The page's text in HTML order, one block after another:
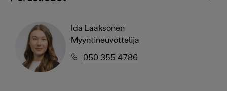
Ida Laaksonen
Myyntineuvottelija
050 355 4786